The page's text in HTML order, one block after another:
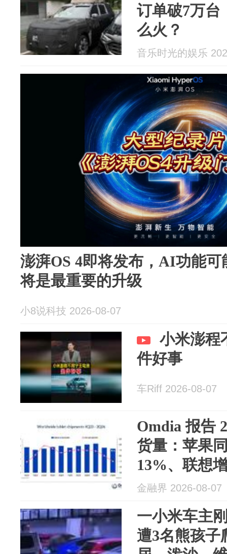
订单破7万台
么火？
音乐时光的娱乐
澎湃OS 4即将发布，AI功能
将是最重要的升级
小8说科技 2026-08-07
小米澎程
件好事
车Riff 2026-08-07
Omdia 报告
货量：苹果
13%、联想
6.8%、华为
金融界 2026-08-07
一小米车主
遭3名熊孩子